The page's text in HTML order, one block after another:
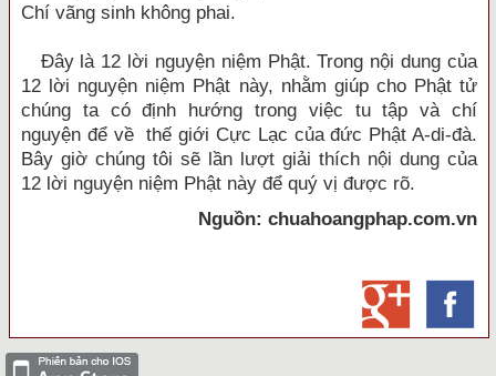
Chí vãng sinh không phai.
Đây là 12 lời nguyện niệm Phật. Trong nội dung của
12 lời nguyện niệm Phật này, nhằm giúp cho Phật tử
chúng ta có định hướng trong việc tu tập và chí
nguyện để về thế giới Cực Lạc của đức Phật A-di-đà.
Bây giờ chúng tôi sẽ lần lượt giải thích nội dung của
12 lời nguyện niệm Phật này để quý vị được rõ.
Nguồn: chuahoangphap.com.vn